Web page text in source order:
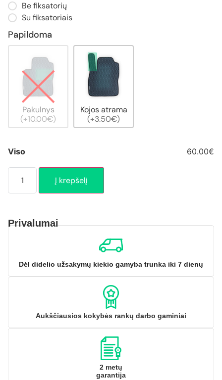
Be fiksatorių
Su fiksatoriais
Papildoma
Pakulnys
(+10.00€)
Kojos atrama
(+3.50€)
Viso 60.00€
Į krepšelį
Privalumai
Dėl didelio užsakymų kiekio gamyba trunka iki 7 dienų
Aukščiausios kokybės rankų darbo gaminiai
2 metų
garantija